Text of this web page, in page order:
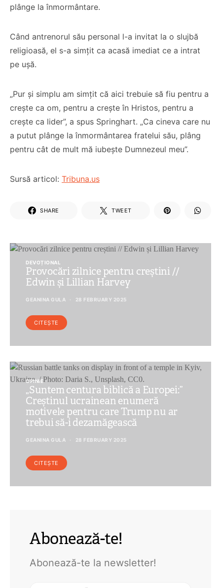
plânge la înmormântare.
Când antrenorul său personal l-a invitat la o slujbă
religioasă, el s-a simțit ca acasă imediat ce a intrat
pe ușă.
„Pur și simplu am simțit că aici trebuie să fiu pentru a
crește ca om, pentru a crește în Hristos, pentru a
crește ca lider”, a spus Springhart. „Ca cineva care nu
a putut plânge la înmormântarea fratelui său, plâng
pentru cât de mult mă iubește Dumnezeul meu”.
Sursă articol: Tribuna.us
SHARE TWEET
DEVOȚIONAL
Provocări zilnice pentru creștini //
Edwin și Lillian Harvey
GEANINA GULA 28 FEBRUARY 2025
CITEȘTE
OPINIE
„Suntem centura biblică a Europei:”
Creștinul ucrainean enumeră
motivele pentru care Trump nu ar
trebui să-i dezamăgească
GEANINA GULA 28 FEBRUARY 2025
CITEȘTE
Abonează-te!
Abonează-te la newsletter!